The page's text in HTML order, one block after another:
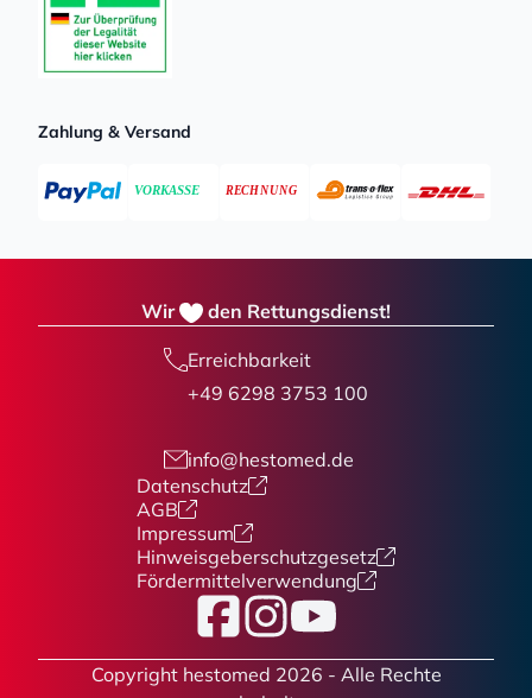
Zahlung & Versand
Wir den Rettungsdienst!
Erreichbarkeit
+49 6298 3753 100
info@hestomed.de
Datenschutz
AGB
Impressum
Hinweisgeberschutzgesetz
Fördermittelverwendung
FacebookInstagram
YouTube
Copyright hestomed 2026 - Alle Rechte